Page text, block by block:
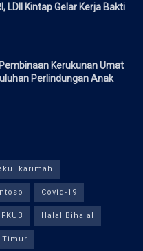
LDII Kintap Gelar Kerja Bakti
Kerukunan Umat
Perlindungan Anak
karimah
Covid-19
FKUB Halal Bihalal
Timur